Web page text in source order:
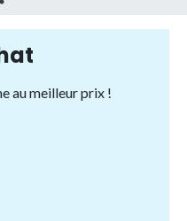
au meilleur prix !